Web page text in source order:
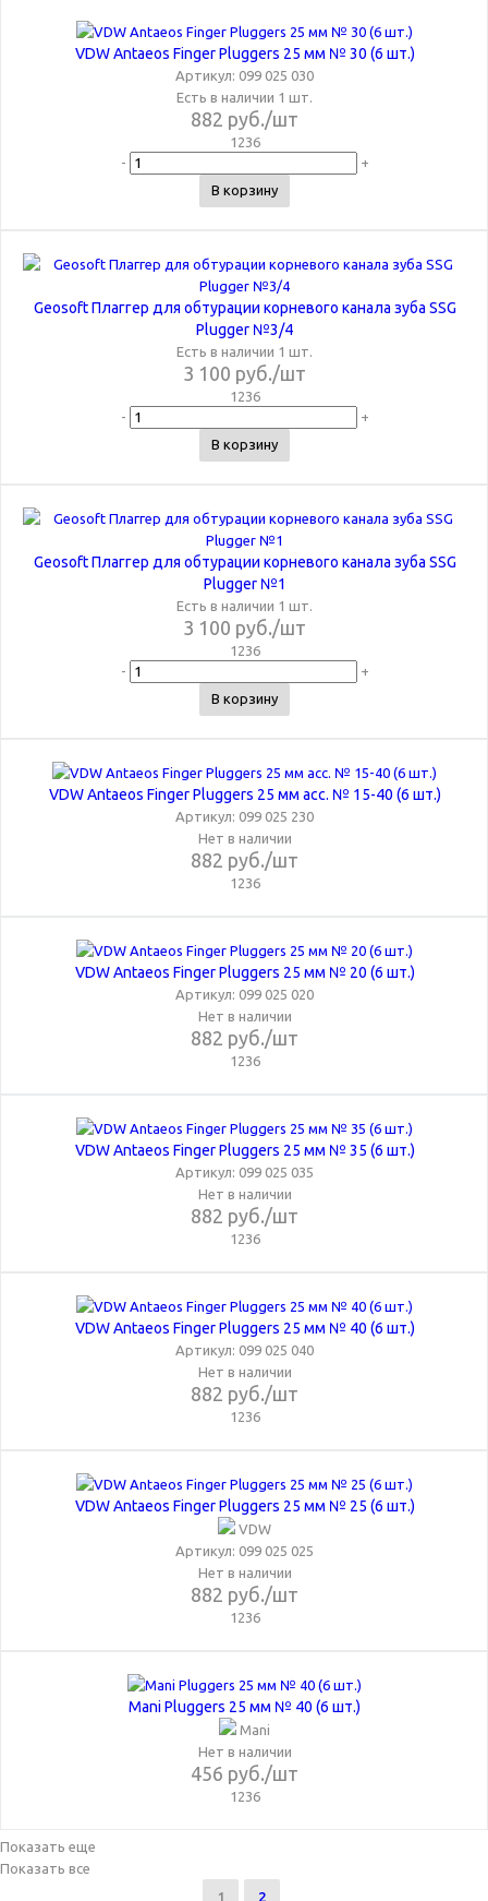
VDW Antaeos Finger Pluggers 25 мм № 30 (6 шт.)
Артикул: 099 025 030
Есть в наличии 1 шт.
882 руб./шт
1236
-
+
В корзину
Geosoft Плаггер для обтурации корневого канала зуба SSG
Plugger №3/4
Есть в наличии 1 шт.
3 100 руб./шт
1236
-
+
В корзину
Geosoft Плаггер для обтурации корневого канала зуба SSG
Plugger №1
Есть в наличии 1 шт.
3 100 руб./шт
1236
-
+
В корзину
VDW Antaeos Finger Pluggers 25 мм асс. № 15-40 (6 шт.)
Артикул: 099 025 230
Нет в наличии
882 руб./шт
1236
VDW Antaeos Finger Pluggers 25 мм № 20 (6 шт.)
Артикул: 099 025 020
Нет в наличии
882 руб./шт
1236
VDW Antaeos Finger Pluggers 25 мм № 35 (6 шт.)
Артикул: 099 025 035
Нет в наличии
882 руб./шт
1236
VDW Antaeos Finger Pluggers 25 мм № 40 (6 шт.)
Артикул: 099 025 040
Нет в наличии
882 руб./шт
1236
VDW Antaeos Finger Pluggers 25 мм № 25 (6 шт.)
VDW
Артикул: 099 025 025
Нет в наличии
882 руб./шт
1236
Mani Pluggers 25 мм № 40 (6 шт.)
Mani
Нет в наличии
456 руб./шт
1236
Показать еще
Показать все
1
2